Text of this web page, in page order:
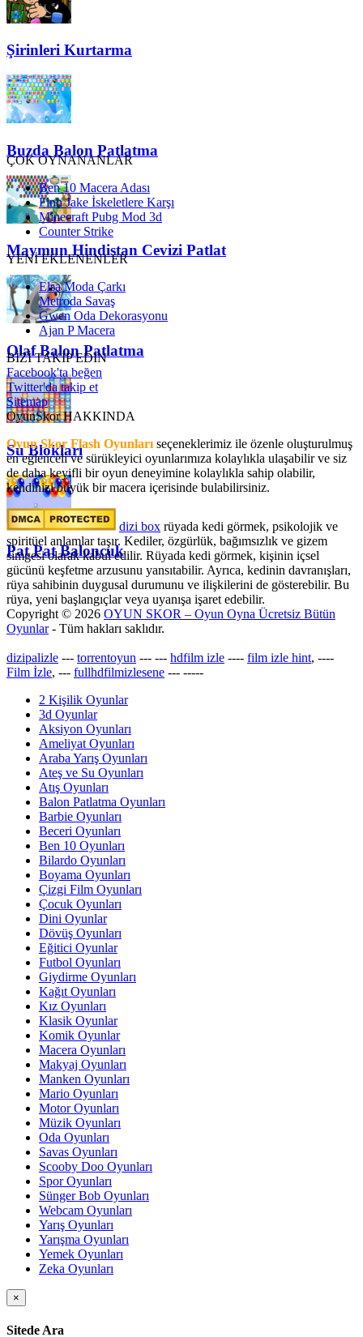
Şirinleri Kurtarma
Buzda Balon Patlatma
Maymun Hindistan Cevizi Patlat
Olaf Balon Patlatma
Su Blokları
Pat Pat Baloncuk
ÇOK OYNANANLAR
Ben 10 Macera Adası
Finn Jake İskeletlere Karşı
Minecraft Pubg Mod 3d
Counter Strike
YENİ EKLENENLER
Elsa Moda Çarkı
Metroda Savaş
Gwen Oda Dekorasyonu
Ajan P Macera
BİZİ TAKİP EDİN
Facebook'ta beğen
Twitter'da takip et
Sitemap
OyunSkor HAKKINDA
Oyun Skor Flash Oyunları seçeneklerimiz ile özenle oluşturulmuş
en eğlenceli ve sürükleyici oyunlarımıza kolaylıkla ulaşabilir ve siz
de daha keyifli bir oyun deneyimine kolaylıkla sahip olabilir,
kendinizi büyük bir macera içerisinde bulabilirsiniz.
dizi box rüyada kedi görmek​, psikolojik ve
spiritüel anlamlar taşır. Kediler, özgürlük, bağımsızlık ve gizem
simgesi olarak kabul edilir. Rüyada kedi görmek, kişinin içsel
gücünü keşfetme arzusunu yansıtabilir. Ayrıca, kedinin davranışları,
rüya sahibinin duygusal durumunu ve ilişkilerini de gösterebilir. Bu
rüya, yeni başlangıçlar veya uyanışa işaret edebilir.
Copyright © 2026 OYUN SKOR – Oyun Oyna Ücretsiz Bütün
Oyunlar- Tüm hakları saklıdır.
dizipalizle --- torrentoyun --- --- hdfilm izle ---- film izle hint, ----
Film İzle, --- fullhdfilmizlesene --- -----
2 Kişilik Oyunlar
3d Oyunlar
Aksiyon Oyunları
Ameliyat Oyunları
Araba Yarış Oyunları
Ateş ve Su Oyunları
Atış Oyunları
Balon Patlatma Oyunları
Barbie Oyunları
Beceri Oyunları
Ben 10 Oyunları
Bilardo Oyunları
Boyama Oyunları
Çizgi Film Oyunları
Çocuk Oyunları
Dini Oyunlar
Dövüş Oyunları
Eğitici Oyunlar
Futbol Oyunları
Giydirme Oyunları
Kağıt Oyunları
Kız Oyunları
Klasik Oyunlar
Komik Oyunlar
Macera Oyunları
Makyaj Oyunları
Manken Oyunları
Mario Oyunları
Motor Oyunları
Müzik Oyunları
Oda Oyunları
Savas Oyunları
Scooby Doo Oyunları
Spor Oyunları
Sünger Bob Oyunları
Webcam Oyunları
Yarış Oyunları
Yarışma Oyunları
Yemek Oyunları
Zeka Oyunları
×
Sitede Ara